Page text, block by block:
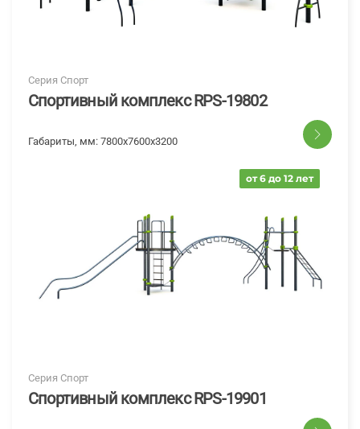
Серия Спорт
Спортивный комплекс RPS-19802
Габариты, мм: 7800х7600х3200
от 6 до 12 лет
Серия Спорт
Спортивный комплекс RPS-19901